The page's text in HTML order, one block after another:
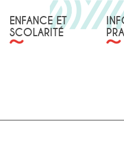
ENFANCE ET
SCOLARITÉ